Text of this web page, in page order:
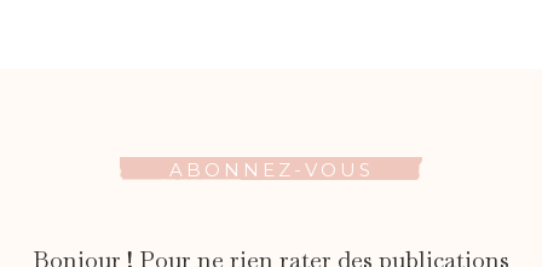
ABONNEZ-VOUS
Bonjour ! Pour ne rien rater des publications